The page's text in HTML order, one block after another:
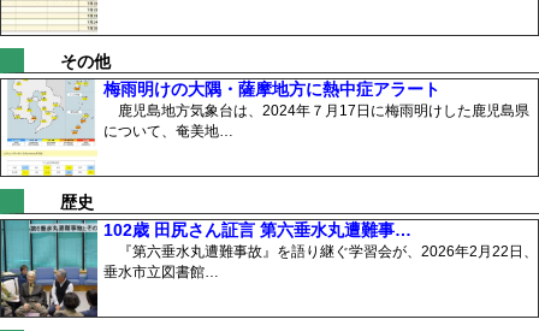
その他
梅雨明けの大隅・薩摩地方に熱中症アラート
鹿児島地方気象台は、2024年７月17日に梅雨明けした鹿児島県
について、奄美地…
歴史
102歳 田尻さん証言 第六垂水丸遭難事…
『第六垂水丸遭難事故』を語り継ぐ学習会が、2026年2月22日、
垂水市立図書館…